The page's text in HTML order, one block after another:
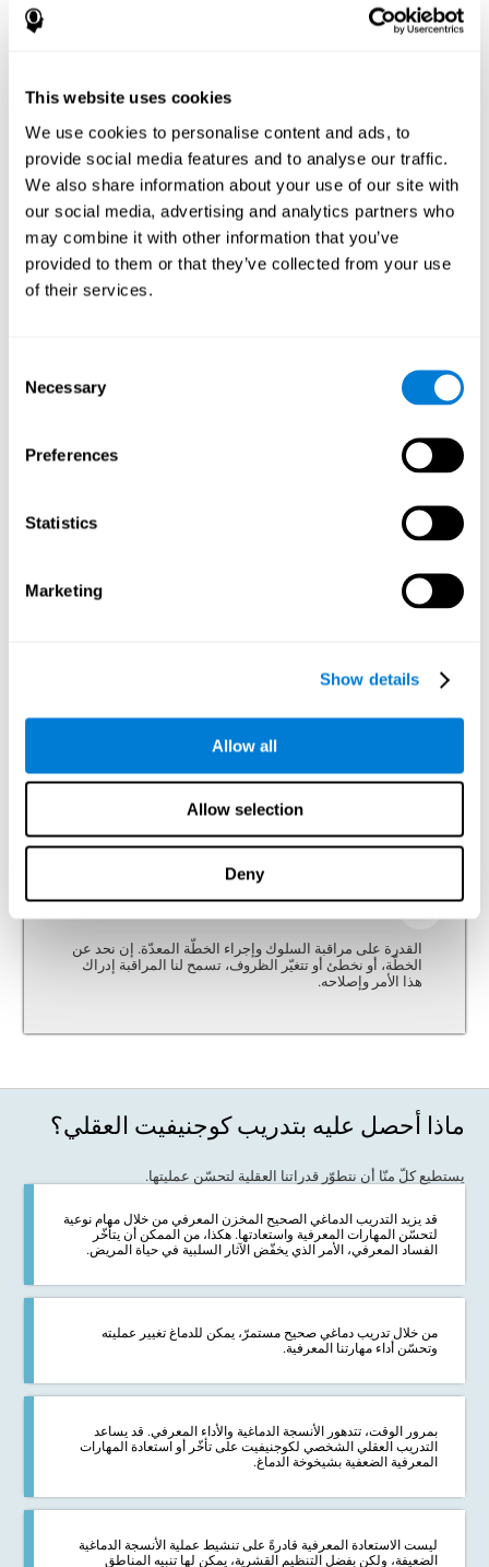
This website uses cookies
We use cookies to personalise content and ads, to
provide social media features and to analyse our traffic.
We also share information about your use of our site with
our social media, advertising and analytics partners who
may combine it with other information that you’ve
provided to them or that they’ve collected from your use
of their services.
Selection
Necessary
Preferences
Statistics
Marketing
Show details
Allow all
Allow selection
Deny
القدرة على إجراء أنشطة نستخدم لها العينين واليدين. القدرة
القدرة على الكشف، المعالجة والجواب للمحفزات. تعتبر هذه
المهارة القدرة على ردود فعل جيّدة، لأنّه يعني الزمن الذي
يمضي من إدراك شيء حتّى الجواب له.
معالجة جوهرية تتطلب أجزاء دماغنا مختلفة، من جذع الدماغ أو
القشرة الجداري إلى القشرة الجبهية. ولكن للنصف الأيمن دور مهمة
في مراقبة الانتباه. تسمح لنا هذه المنطقة المعرفية الانتباه لمحفزات
بين أنشطة مختلفة أو قسم الانتباه في أحداث تحدث في آن واحد.
عن الوقت. يسمح لنا هذا نوع الانتباه كشف المحفزات المهمّة
بسرعة.
قدرة دماغنا على الانتباه لمحفزات مختلفة في آن واحد
معلاجة مصادر المعلومات مختلفة وإجراء أكثر من مهمّة واحدة
الكبت
خلال الانتباه ولاستدلال. توقف هذه المهارة السلوك التلقائي
التحديث
القدرة على مراقبة السلوك وإجراء الخطّة المعدّة. إن نحد عن
الخطّة، أو نخطئ أو تتغيّر الظروف، تسمح لنا المراقبة إدراك
هذا الأمر وإصلاحه.
ماذا أحصل عليه بتدريب كوجنيفيت العقلي؟
يستطيع كلّ منّا أن نتطوّر قدراتنا العقلية لتحسّن عمليتها.
قد يزيد التدريب الدماغي الصحيح المخزن المعرفي من خلال مهام نوعية
لتحسّن المهارات المعرفية واستعادتها. هكذا، من الممكن أن يتأخّر
الفساد المعرفي، الأمر الذي يخفّض الآثار السلبية في حياة المريض.
من خلال تدريب دماغي صحيح مستمرّ، يمكن للدماغ تغيير عمليته
وتحسّن أداء مهارتنا المعرفية.
بمرور الوقت، تتدهور الأنسجة الدماغية والأداء المعرفي. قد يساعد
التدريب العقلي الشخصي لكوجنيفيت على تأخّر أو استعادة المهارات
المعرفية الضعفية بشيخوخة الدماغ.
ليست الاستعادة المعرفية قادرةً على تنشيط عملية الأنسجة الدماغية
الضعيفة، ولكن بفضل التنظيم القشرية، يمكن لها تنبيه المناطق